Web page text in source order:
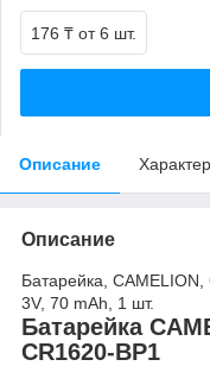
176 ₸ от 6 шт.
Описание
Описание
Батарейка,
3V, 70 mAh, 1 шт.
Батарейка
CR1620-BP1